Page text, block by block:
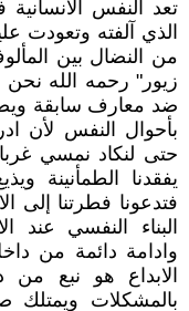
تعد النفس
الذي آلفته وتعودت
من النضال بين
زيور" رحمه الله
ضد معارف سابقة
بأحوال النفس لأن
حتى لنكاد نمسي
يفقدنا الطمأنينة
فتدعونا فطرتنا إلى
البناء النفسي عند
وادامة دائمة من
الابداع هو نبع
بالمشكلات ويمتلك